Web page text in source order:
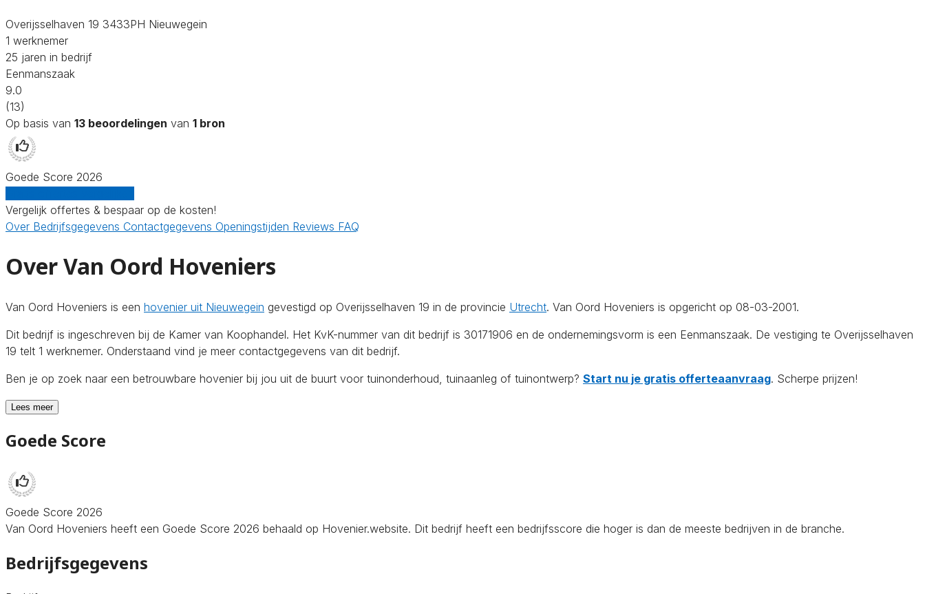
Overijsselhaven 19 3433PH Nieuwegein
1 werknemer
25 jaren in bedrijf
Eenmanszaak
9.0
(13)
Op basis van 13 beoordelingen van 1 bron
Goede Score 2026
Vergelijk offertes & bespaar op de kosten!
Over Bedrijfsgegevens Contactgegevens Openingstijden Reviews FAQ
Over Van Oord Hoveniers
Van Oord Hoveniers is een hovenier uit Nieuwegein gevestigd op Overijsselhaven 19 in de provincie Utrecht. Van Oord Hoveniers is opgericht op 08-03-2001.
Dit bedrijf is ingeschreven bij de Kamer van Koophandel. Het KvK-nummer van dit bedrijf is 30171906 en de ondernemingsvorm is een Eenmanszaak. De vestiging te Overijsselhaven
19 telt 1 werknemer. Onderstaand vind je meer contactgegevens van dit bedrijf.
Ben je op zoek naar een betrouwbare hovenier bij jou uit de buurt voor tuinonderhoud, tuinaanleg of tuinontwerp? Start nu je gratis offerteaanvraag. Scherpe prijzen!
Lees meer
Goede Score
Goede Score 2026
Van Oord Hoveniers heeft een Goede Score 2026 behaald op Hovenier.website. Dit bedrijf heeft een bedrijfsscore die hoger is dan de meeste bedrijven in de branche.
Bedrijfsgegevens